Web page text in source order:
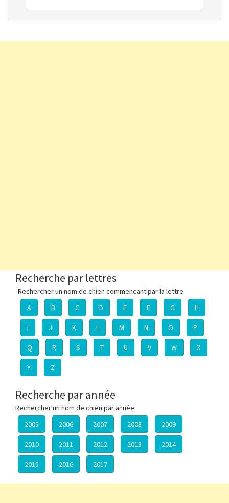
Recherche par lettres
Rechercher un nom de chien commencant par la lettre
A
B C D E F G H
I J K L M N O P
Q R S T U V W X
Y Z
Recherche par année
Rechercher un nom de chien par année
2005
2006 2007 2008 2009
2010 2011 2012 2013 2014
2015 2016 2017